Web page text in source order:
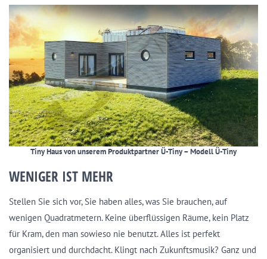
Tiny Haus von unserem Produktpartner Ü-Tiny – Modell Ü-Tiny
WENIGER IST MEHR
Stellen Sie sich vor, Sie haben alles, was Sie brauchen, auf
wenigen Quadratmetern. Keine überflüssigen Räume, kein Platz
für Kram, den man sowieso nie benutzt. Alles ist perfekt
organisiert und durchdacht. Klingt nach Zukunftsmusik? Ganz und